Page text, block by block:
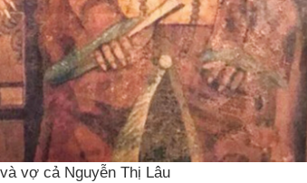
vợ cả Nguyễn Thị Lâu